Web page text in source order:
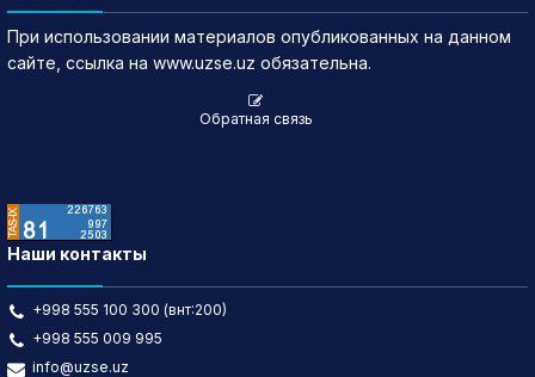
При использовании материалов опубликованных на данном
сайте, ссылка на www.uzse.uz обязательна.
Обратная связь
Наши контакты
+998 555 100 300 (внт:200)
+998 555 009 995
info@uzse.uz